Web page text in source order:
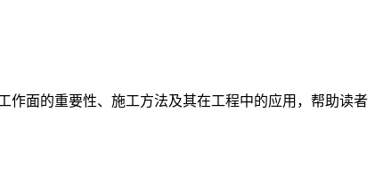
作面的重要性、施工方法及其在工程中的应用，帮助读者